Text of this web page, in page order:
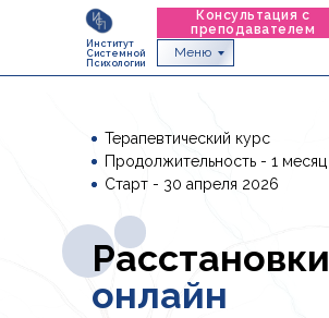
Институт
Системной
Психологии
Консультация с
преподавателем
Меню
Расстановки
онлайн
Продолжительность - 1 месяц
Старт - 30 апреля 2026
Терапевтический курс